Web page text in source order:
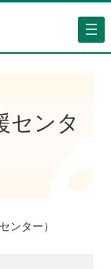
センタ
ンター）